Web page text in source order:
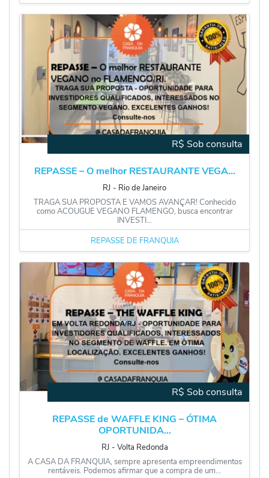
R$ Sob consulta
REPASSE – O melhor RESTAURANTE VEGA...
RJ ‐ Rio de Janeiro
TRAGA SUA PROPOSTA E VAMOS AVANÇAR! Conhecido
como ACOUGUE VEGANO FLAMENGO, busca encontrar
INVESTI...
REPASSE DE FRANQUIA
R$ Sob consulta
REPASSE de WAFFLE KING – ÓTIMA
OPORTUNIDA...
RJ ‐ Volta Redonda
A CASA DA FRANQUIA, sempre apresenta empreendimentos
rentáveis. Podemos afirmar que a compra de um...